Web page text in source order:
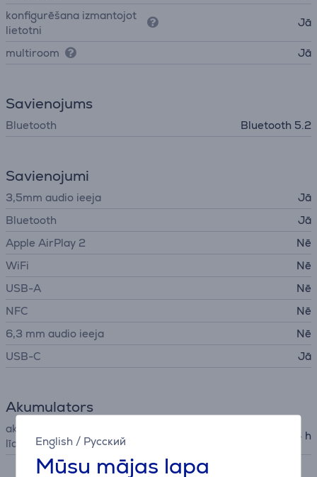
English / Русский
Mūsu mājas lapa
konfigurēšana izmantojot
lietotni
Jā
multiroom Jā
Savienojums
Bluetooth Bluetooth 5.2
Savienojumi
3,5mm audio ieeja
Jā
Bluetooth
Jā
Apple AirPlay 2
Nē
WiFi
Nē
USB-A
Nē
NFC
Nē
6,3 mm audio ieeja
Nē
USB-C
Jā
Akumulators
akumulatora darbības ilgums
līdz
24 h